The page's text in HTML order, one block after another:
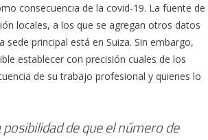
consecuencia de la covid-19. La fuente de
locales, a los que se agregan otros datos
principal está en Suiza. Sin embargo,
establecer con precisión cuales de los
de su trabajo profesional y quienes lo
de que el número de